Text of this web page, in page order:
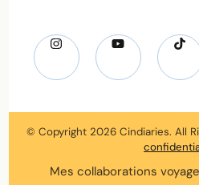
© Copyright 2026 Cindiaries. All
Mes collaborations voyage